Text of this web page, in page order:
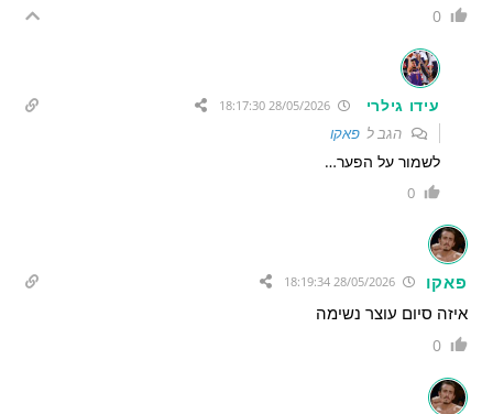
0
עידו גילרי 28/05/2026 18:17:30
הגב לפאקו
לשמור על הפער…
0
פאקו 28/05/2026 18:19:34
איזה סיום עוצר נשימה
0